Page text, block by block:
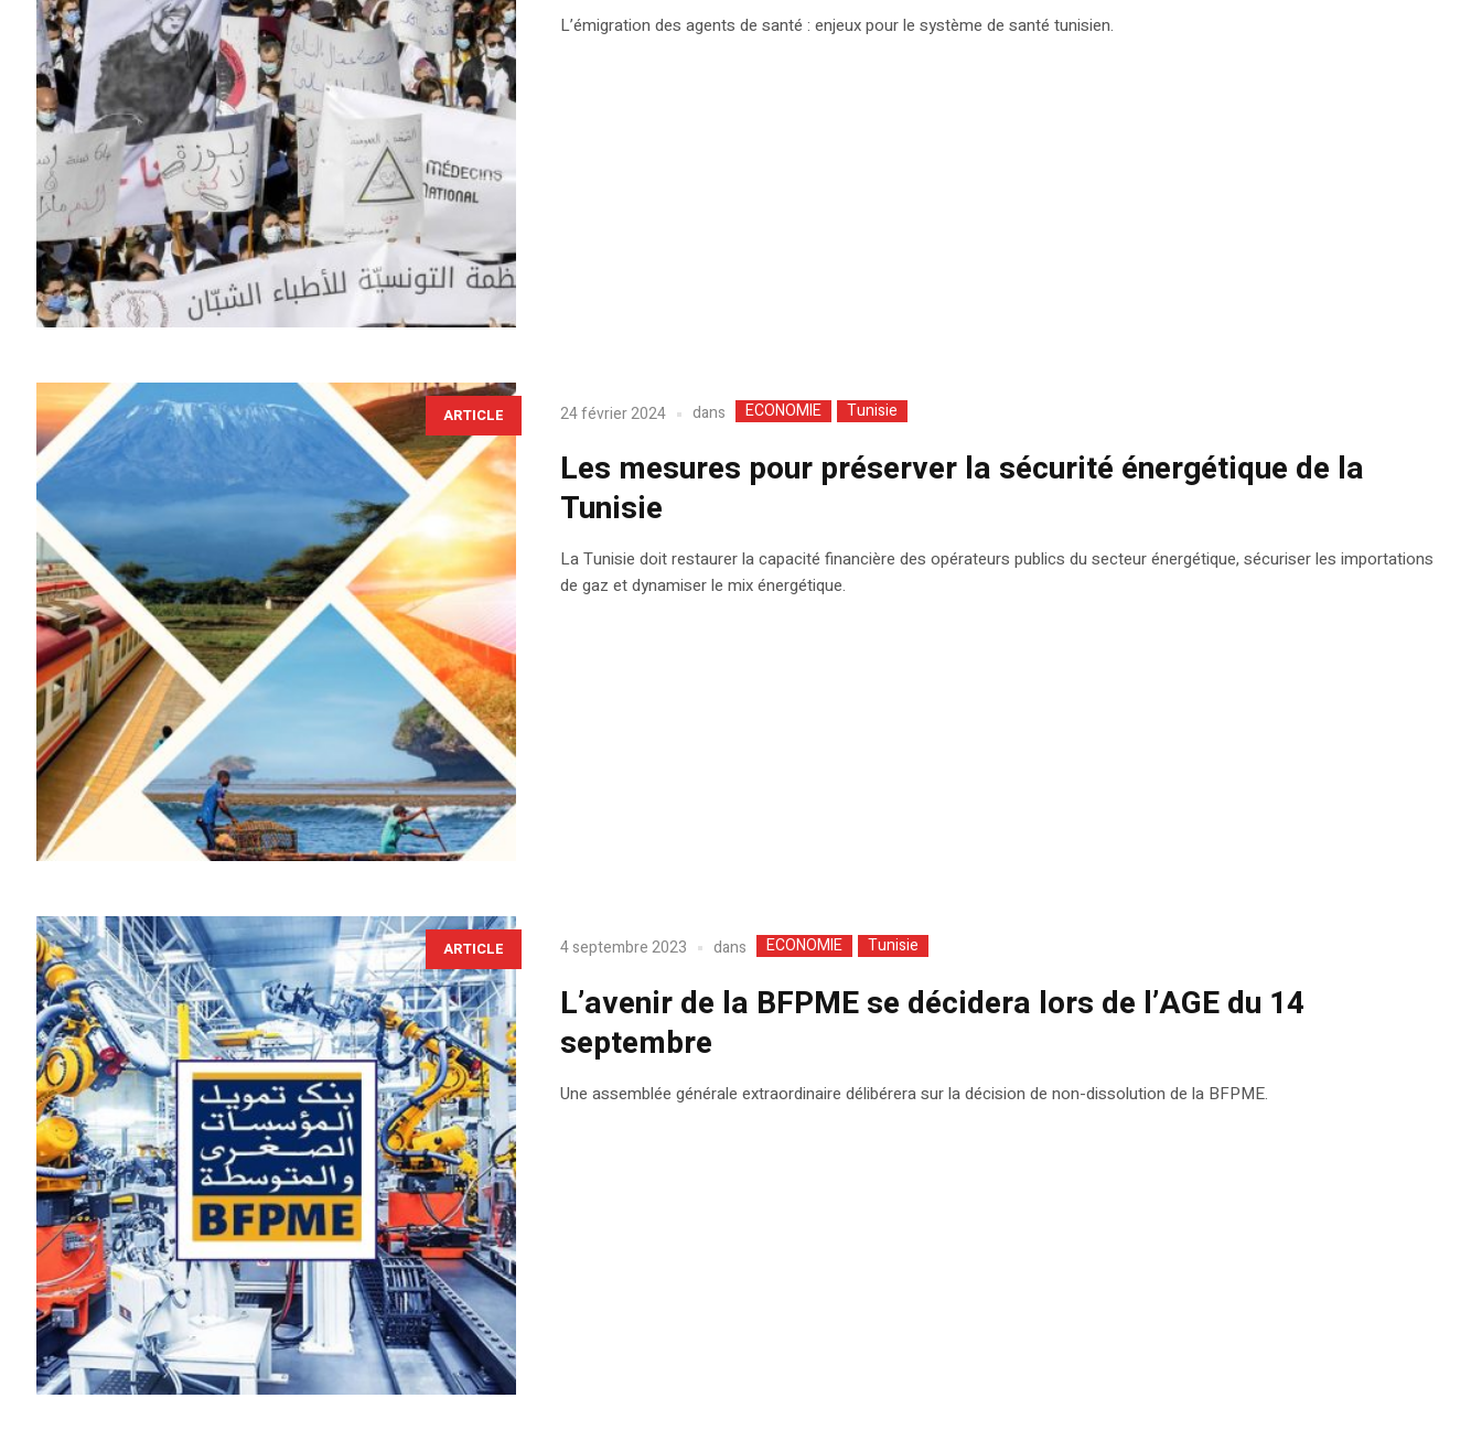
L’émigration des agents de santé : enjeux pour le système de santé tunisien.
ARTICLE 24 février 2024 dans ECONOMIE Tunisie
Les mesures pour préserver la sécurité énergétique de la
Tunisie
La Tunisie doit restaurer la capacité financière des opérateurs publics du secteur énergétique, sécuriser les importations
de gaz et dynamiser le mix énergétique.
ARTICLE 4 septembre 2023 dans ECONOMIE Tunisie
L’avenir de la BFPME se décidera lors de l’AGE du 14
septembre
Une assemblée générale extraordinaire délibérera sur la décision de non-dissolution de la BFPME.